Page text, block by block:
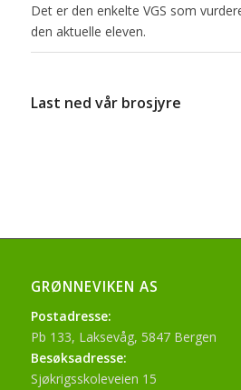
Det er den enkelte VGS som
den aktuelle eleven.
Last ned vår brosjyre
GRØNNEVIKEN AS
Postadresse:
Pb 133, Laksevåg, 5847 Bergen
Besøksadresse:
Sjøkrigsskoleveien 15